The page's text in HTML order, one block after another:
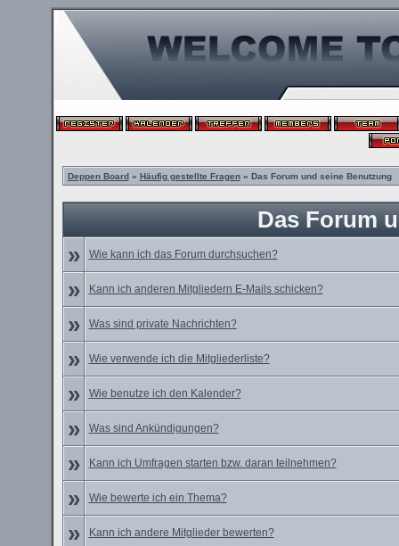
Deppen Board» Häufig gestellte Fragen» Das Forum und seine Benutzung
Das Forum
»
Wie kann ich das Forum durchsuchen?
» Kann ich anderen Mitgliedern E-Mails schicken?
» Was sind private Nachrichten?
» Wie verwende ich die Mitgliederliste?
» Wie benutze ich den Kalender?
» Was sind Ankündigungen?
» Kann ich Umfragen starten bzw. daran teilnehmen?
» Wie bewerte ich ein Thema?
» Kann ich andere Mitglieder bewerten?